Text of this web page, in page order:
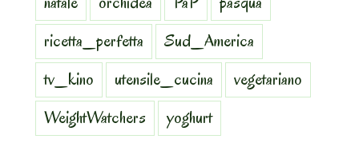
ricetta_perfetta
Sud_America
tv_kino
utensile_cucina
vegetariano
WeightWatchers
yoghurt